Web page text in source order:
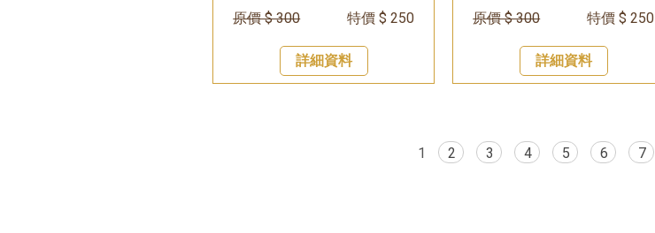
原價 $ 300 特價 $ 250
詳細資料
原價 $ 300 特價 $ 250
詳細資料
1 2 3 4 5 6 7